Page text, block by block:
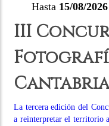
Hasta 15/08/2026
III
Cantabria
La tercera edición del
a reinterpretar el territorio